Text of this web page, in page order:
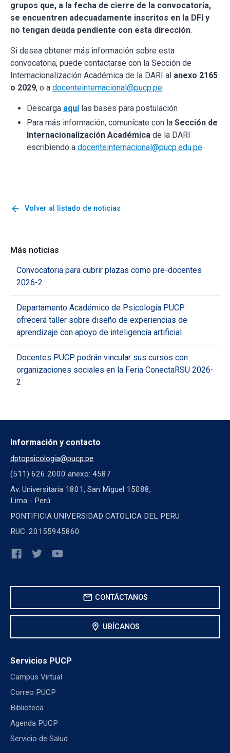
grupos que, a la fecha de cierre de la convocatoria,
se encuentren adecuadamente inscritos en la DFI y
no tengan deuda pendiente con esta dirección.
Si desea obtener más información sobre esta
convocatoria, puede contactarse con la Sección de
Internacionalización Académica de la DARI al anexo 2165
o 2029, o a docenteinternacional@pucp.pe
Descarga aquí las bases para postulación
Para más información, comunícate con la Sección de
Internacionalización Académica de la DARI
escribiendo a docenteinternacional@pucp.edu.pe
arrow_back Volver al listado de noticias
Más noticias
Convocatoria para cubrir plazas como pre-docentes
2026-2
Departamento Académico de Psicología PUCP
ofrecerá taller sobre diseño de experiencias de
aprendizaje con apoyo de inteligencia artificial
Docentes PUCP podrán vincular sus cursos con
organizaciones sociales en la Feria ConectaRSU 2026-
2
Información y contacto
dptopsicologia@pucp.pe
(511) 626 2000 anexo: 4587
Av. Universitaria 1801, San Miguel 15088,
Lima - Perú
PONTIFICIA UNIVERSIDAD CATOLICA DEL PERU
RUC: 20155945860
mail CONTÁCTANOS
location_on UBÍCANOS
Servicios PUCP
Campus Virtual
Correo PUCP
Biblioteca
Agenda PUCP
Servicio de Salud